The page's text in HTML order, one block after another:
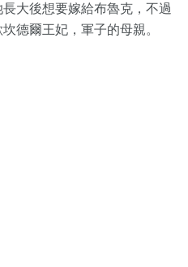
大後想要嫁給布魯克，不過
德爾王妃，軍子的母親。